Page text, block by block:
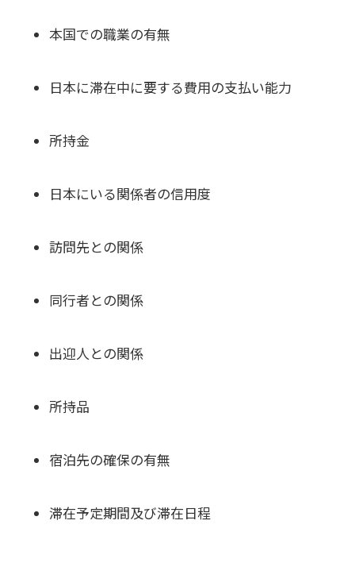
本国での職業の有無
日本に滞在中に要する費用の支払い能力
所持金
日本にいる関係者の信用度
訪問先との関係
同行者との関係
出迎人との関係
所持品
宿泊先の確保の有無
滞在予定期間及び滞在日程